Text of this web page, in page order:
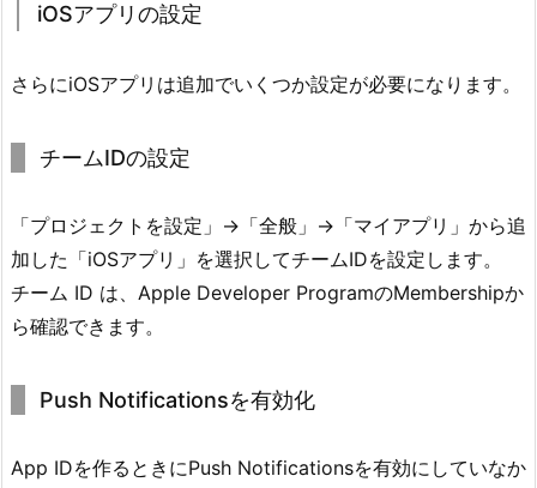
iOSアプリの設定
さらにiOSアプリは追加でいくつか設定が必要になります。
チームIDの設定
「プロジェクトを設定」→「全般」→「マイアプリ」から追
加した「iOSアプリ」を選択してチームIDを設定します。
チーム ID は、Apple Developer ProgramのMembershipか
ら確認できます。
Push Notificationsを有効化
App IDを作るときにPush Notificationsを有効にしていなか